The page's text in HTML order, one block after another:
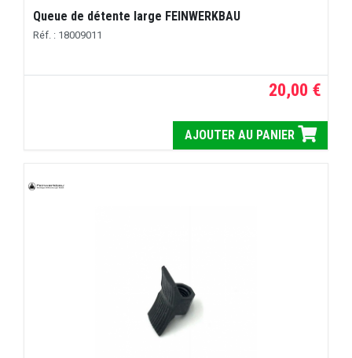
Queue de détente large FEINWERKBAU
Réf. : 18009011
20,00 €
AJOUTER AU PANIER